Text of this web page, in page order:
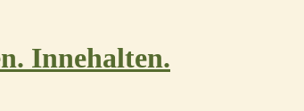
Innehalten.